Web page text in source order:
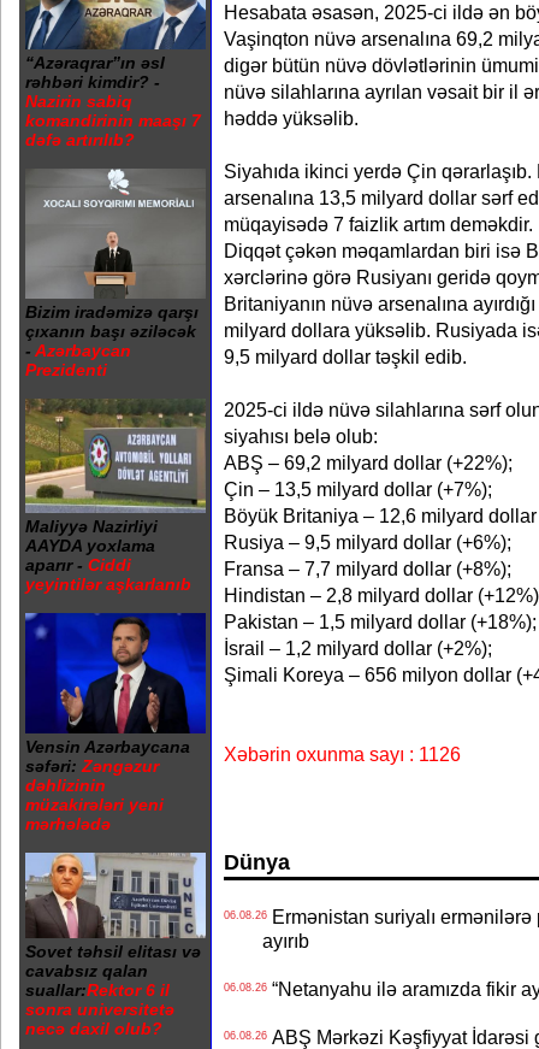
“Azəraqrar”ın əsl
rəhbəri kimdir? -
Nazirin sabiq
komandirinin maaşı 7
dəfə artırılıb?
Bizim iradəmizə qarşı
çıxanın başı əziləcək
- Azərbaycan
Prezidenti
Maliyyə Nazirliyi
AAYDA yoxlama
aparır - Ciddi
yeyintilər aşkarlanıb
Vensin Azərbaycana
səfəri: Zəngəzur
dəhlizinin
müzakirələri yeni
mərhələdə
Sovet təhsil elitası və
cavabsız qalan
suallar:Rektor 6 il
sonra universitetə
necə daxil olub?
Hesabata əsasən, 2025-ci ildə ən
Vaşinqton nüvə arsenalına 69,2
digər bütün nüvə dövlətlərinin
nüvə silahlarına ayrılan vəsait bir il
həddə yüksəlib.
Siyahıda ikinci yerdə Çin
arsenalına 13,5 milyard dollar sərf
müqayisədə 7 faizlik artım deməkdir.
Diqqət çəkən məqamlardan biri isə
xərclərinə görə Rusiyanı geridə
Britaniyanın nüvə arsenalına
milyard dollara yüksəlib. Rusiyada
9,5 milyard dollar təşkil edib.
2025-ci ildə nüvə silahlarına sərf
siyahısı belə olub:
ABŞ – 69,2 milyard dollar (+22%);
Çin – 13,5 milyard dollar (+7%);
Böyük Britaniya – 12,6 milyard
Rusiya – 9,5 milyard dollar (+6%);
Fransa – 7,7 milyard dollar (+8%);
Hindistan – 2,8 milyard dollar
Pakistan – 1,5 milyard dollar (+18%);
İsrail – 1,2 milyard dollar (+2%);
Şimali Koreya – 656 milyon dollar
Xəbərin oxunma sayı : 1126
Dünya
06.08.26Ermənistan suriyalı ermənilərə
ayırıb
06.08.26“Netanyahu ilə aramızda fikir
06.08.26ABŞ Mərkəzi Kəşfiyyat İdarəsi